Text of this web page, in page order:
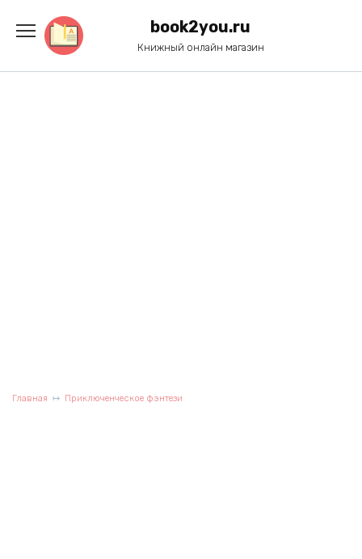
содержанию
book2you.ru
Книжный онлайн магазин
Главная Приключенческое фэнтези